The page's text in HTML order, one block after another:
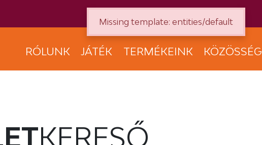
RÓLUNK JÁTÉK TERMÉKEINK KÖZÖSSÉG
KERESŐ
Missing template: entities/default